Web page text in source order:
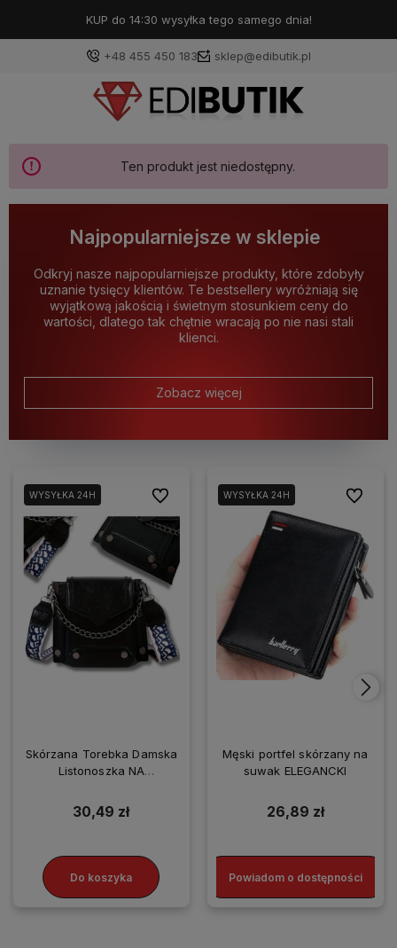
KUP do 14:30 wysyłka tego samego dnia!
+48 455 450 183 sklep@edibutik.pl
Ten produkt jest niedostępny.
Najpopularniejsze w sklepie
Odkryj nasze najpopularniejsze produkty, które zdobyły
uznanie tysięcy klientów. Te bestsellery wyróżniają się
wyjątkową jakością i świetnym stosunkiem ceny do
wartości, dlatego tak chętnie wracają po nie nasi stali
klienci.
Zobacz więcej
WYSYŁKA 24H
Skórzana Torebka Damska
Listonoszka NA
30,49 zł
Do koszyka
Do ulubionychWYSYŁKA 24H
Męski portfel skórzany na
suwak ELEGANCKI
26,89 zł
Powiadom o dostępności
Do